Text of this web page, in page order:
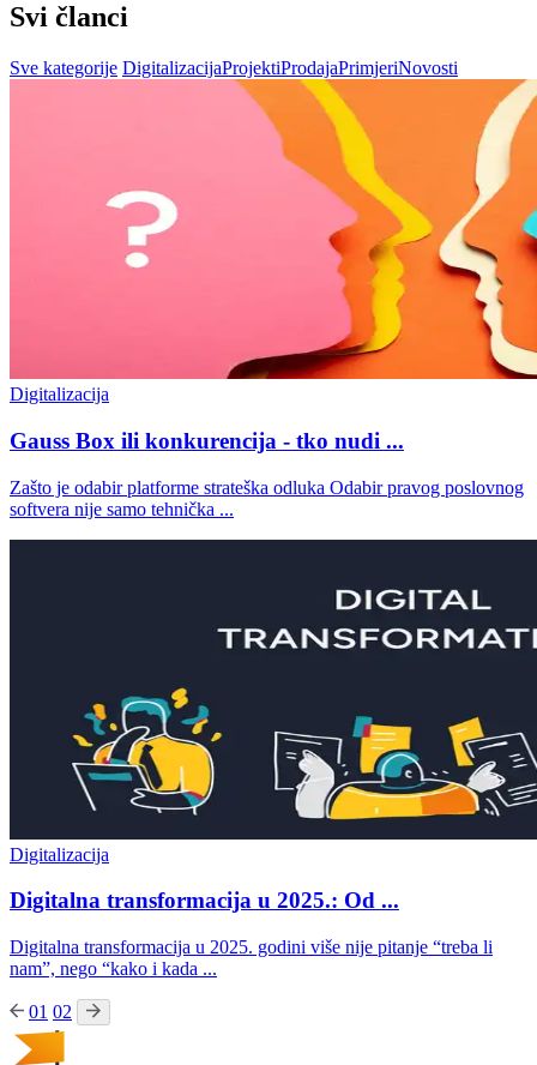
Svi članci
Sve kategorije DigitalizacijaProjektiProdajaPrimjeriNovosti
Digitalizacija
Gauss Box ili konkurencija - tko nudi ...
Zašto je odabir platforme strateška odluka Odabir pravog poslovnog
softvera nije samo tehnička ...
Digitalizacija
Digitalna transformacija u 2025.: Od ...
Digitalna transformacija u 2025. godini više nije pitanje “treba li
nam”, nego “kako i kada ...
01 02